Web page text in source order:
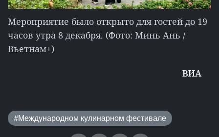
Мероприятие было открыто для гостей до 19
часов утра 8 декабря. (Фото: Минь Ань /
Вьетнам+)
ВИА
#Международном кулинарном фестивале